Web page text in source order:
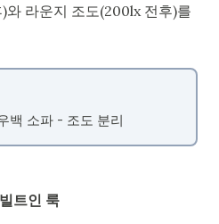
와 라운지 조도(200lx 전후)를
백 소파 - 조도 분리
트인 룩